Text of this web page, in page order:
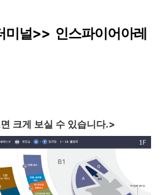
미널>> 인스파이어아레
크게 보실 수 있습니다.>